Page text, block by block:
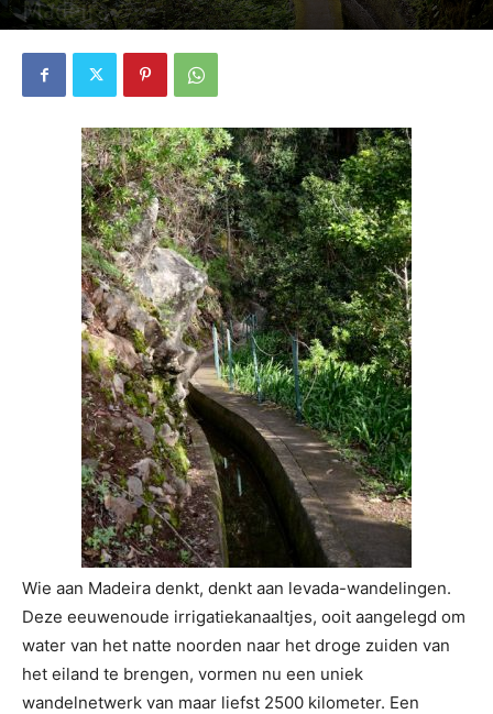
Madeira
Wie aan Madeira denkt, denkt aan levada-wandelingen.
Deze eeuwenoude irrigatiekanaaltjes, ooit aangelegd om
water van het natte noorden naar het droge zuiden van
het eiland te brengen, vormen nu een uniek
wandelnetwerk van maar liefst 2500 kilometer. Een